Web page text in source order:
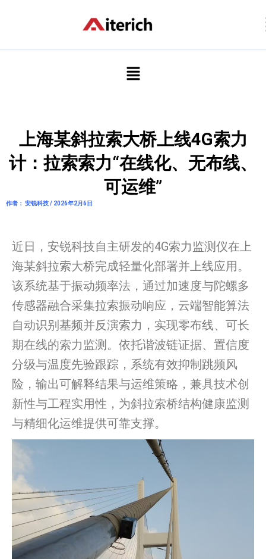
容
菜
单
上海某斜拉索大桥上线4G索力
计：拉索索力“在线化、无布线、
可运维”
作者： 安锐科技 / 2026年2月6日
近日，安锐科技自主研发的4G索力监测仪在上
海某斜拉索大桥完成轻量化部署并上线应用。
该系统基于振动频率法，通过加速度与陀螺多
传感器融合采集拉索振动响应，云端智能算法
自动识别基频并反演索力，实现零布线、可长
期在线的索力监测。依托谐波链证据、置信度
分级与温度先验跟踪，系统有效抑制跳频风
险，输出可解释结果与运维策略，兼具技术创
新性与工程实用性，为斜拉索桥结构健康监测
与精细化运维提供可靠支撑。